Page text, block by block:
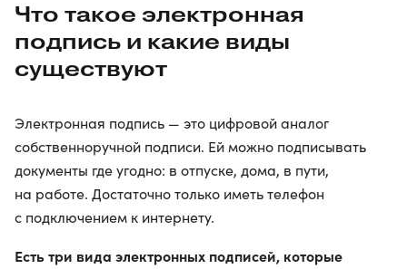
Что такое электронная
подпись и какие виды
существуют
Электронная подпись — это цифровой аналог
собственноручной подписи. Ей можно подписывать
документы где угодно: в отпуске, дома, в пути,
на работе. Достаточно только иметь телефон
с подключением к интернету.
Есть три вида электронных подписей, которые